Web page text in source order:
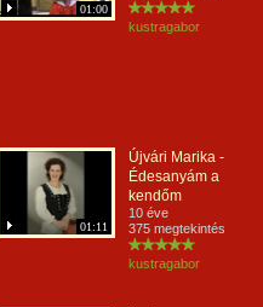
01:00
kustragabor
01:11
Újvári Marika -
Édesanyám a
kendőm
10 éve
375 megtekintés
kustragabor